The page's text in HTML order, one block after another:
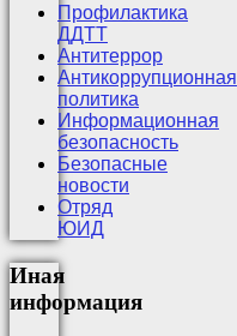
Профилактика
ДДТТ
Антитеррор
Антикоррупционная
политика
Информационная
безопасность
Безопасные
новости
Отряд
ЮИД
Иная
информация